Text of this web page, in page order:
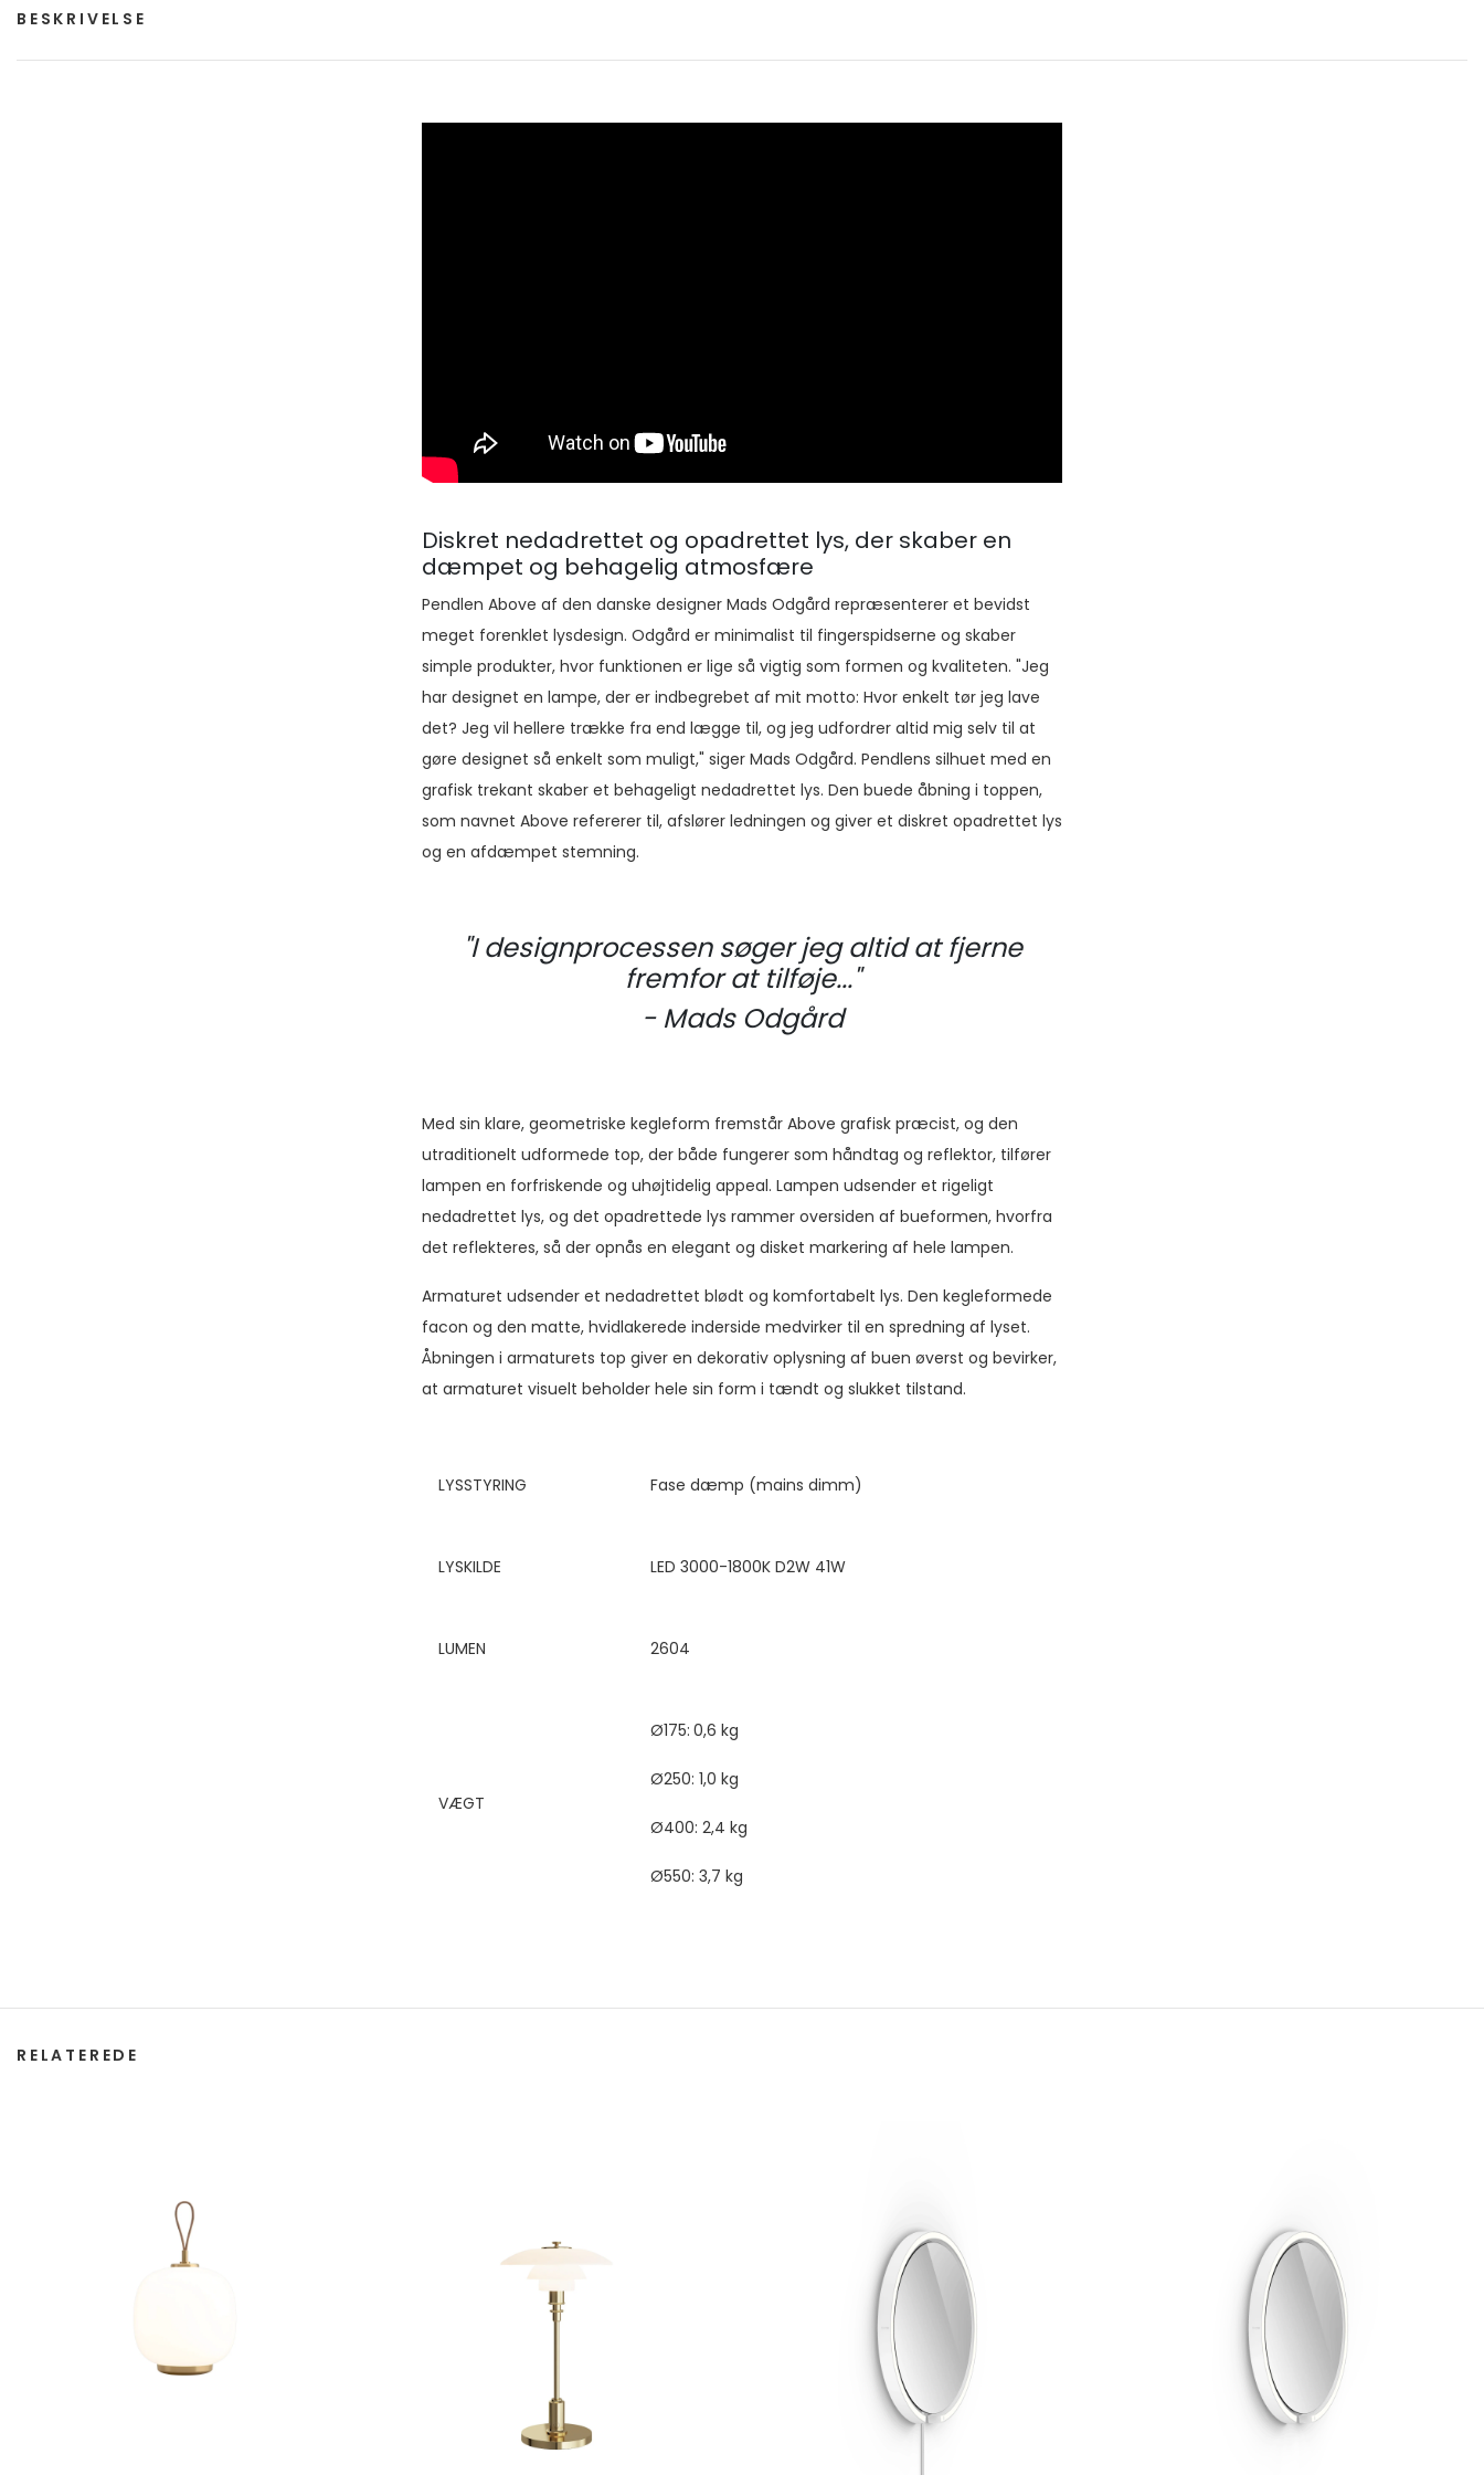
BESKRIVELSE
Diskret nedadrettet og opadrettet lys, der skaber en
dæmpet og behagelig atmosfære
Pendlen Above af den danske designer Mads Odgård repræsenterer et bevidst
meget forenklet lysdesign. Odgård er minimalist til fingerspidserne og skaber
simple produkter, hvor funktionen er lige så vigtig som formen og kvaliteten. "Jeg
har designet en lampe, der er indbegrebet af mit motto: Hvor enkelt tør jeg lave
det? Jeg vil hellere trække fra end lægge til, og jeg udfordrer altid mig selv til at
gøre designet så enkelt som muligt," siger Mads Odgård. Pendlens silhuet med en
grafisk trekant skaber et behageligt nedadrettet lys. Den buede åbning i toppen,
som navnet Above refererer til, afslører ledningen og giver et diskret opadrettet lys
og en afdæmpet stemning.
"I designprocessen søger jeg altid at fjerne
fremfor at tilføje..."
- Mads Odgård
Med sin klare, geometriske kegleform fremstår Above grafisk præcist, og den
utraditionelt udformede top, der både fungerer som håndtag og reflektor, tilfører
lampen en forfriskende og uhøjtidelig appeal. Lampen udsender et rigeligt
nedadrettet lys, og det opadrettede lys rammer oversiden af bueformen, hvorfra
det reflekteres, så der opnås en elegant og disket markering af hele lampen.
Armaturet udsender et nedadrettet blødt og komfortabelt lys. Den kegleformede
facon og den matte, hvidlakerede inderside medvirker til en spredning af lyset.
Åbningen i armaturets top giver en dekorativ oplysning af buen øverst og bevirker,
at armaturet visuelt beholder hele sin form i tændt og slukket tilstand.
LYSSTYRING Fase dæmp (mains dimm)
LYSKILDE LED 3000-1800K D2W 41W
LUMEN 2604
VÆGT
Ø175: 0,6 kg
Ø250: 1,0 kg
Ø400: 2,4 kg
Ø550: 3,7 kg
RELATEREDE